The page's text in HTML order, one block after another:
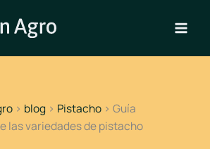
> blog> Pistacho> Guía
las variedades de pistacho